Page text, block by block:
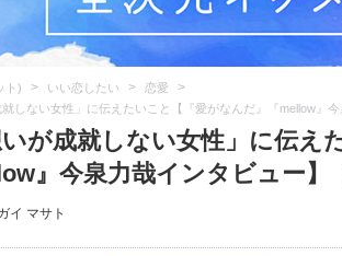
ト) > いい恋したい > 恋愛 >
就しない女性」に伝えたいこと【『愛がなんだ』『mellow』今
いが成就しない女性」に伝え
』今泉力哉インタビュー】
イ マサト